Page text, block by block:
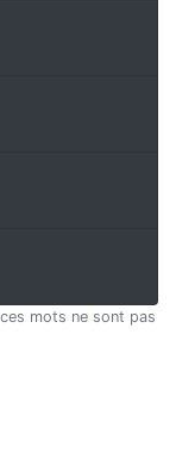
mots ne sont pas